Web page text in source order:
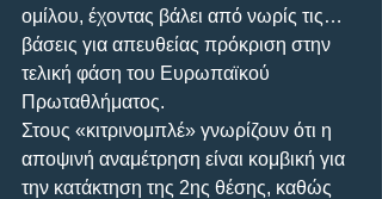
ομίλου, έχοντας βάλει από νωρίς τις…
βάσεις για απευθείας πρόκριση στην
τελική φάση του Ευρωπαϊκού
Πρωταθλήματος.
Στους «κιτρινομπλέ» γνωρίζουν ότι η
αποψινή αναμέτρηση είναι κομβική για
την κατάκτηση της 2ης θέσης, καθώς